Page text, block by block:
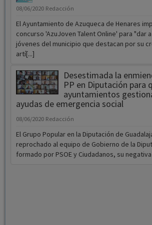
08/06/2020 Redacción
El Ayuntamiento de Azuqueca de Henares
concurso 'AzuJoven Talent Online' para "dar
jóvenes del municipio que destacan por su
artí[...]
Desestimada la
PP en Diputación para
ayuntamientos
ayudas de emergencia social
08/06/2020 Redacción
El Grupo Popular en la Diputación de
reprochado al equipo de Gobierno de la
formado por PSOE y Ciudadanos, su negativa